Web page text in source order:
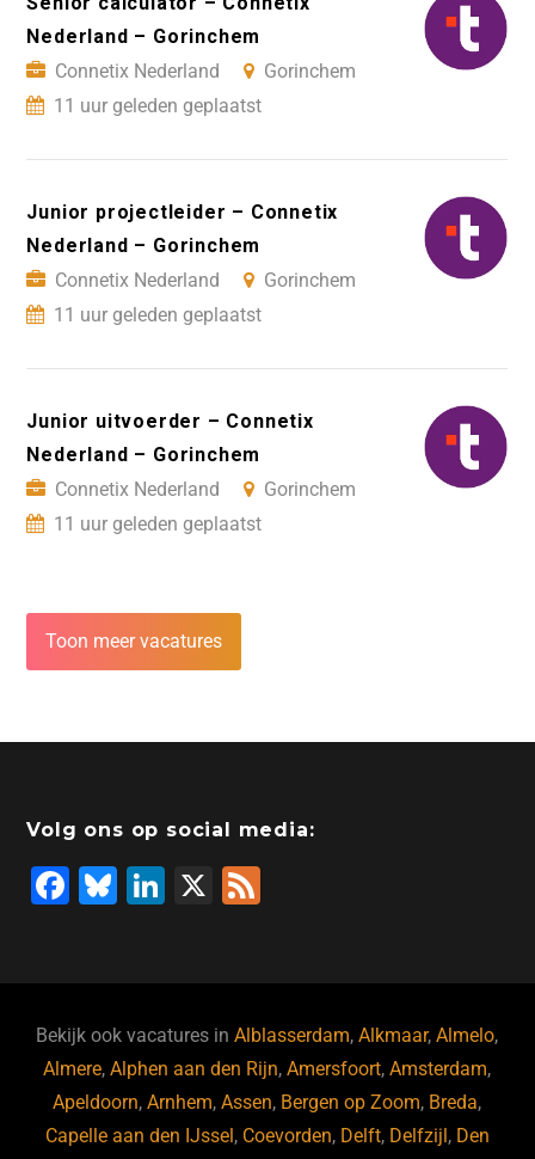
Nederland – Gorinchem
Connetix Nederland
Gorinchem
11 uur geleden geplaatst
Junior projectleider – Connetix
Nederland – Gorinchem
Connetix Nederland
Gorinchem
11 uur geleden geplaatst
Junior uitvoerder – Connetix
Nederland – Gorinchem
Connetix Nederland
Gorinchem
11 uur geleden geplaatst
Toon meer vacatures
Volg ons op social media:
F
b
o
o
Bl
ky
Li
dI
n
X
Bekijk ook vacatures inAlblasserdam,Alkmaar,Almelo,
Almere,Alphen aan den Rijn,Amersfoort,Amsterdam,
Apeldoorn,Arnhem,Assen, Bergen op Zoom, Breda,
Capelle aan den IJssel , Coevorden, Delft, Delfzijl , Den